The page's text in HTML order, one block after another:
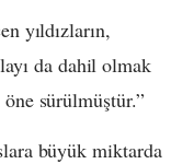
yıldızların,
da dahil olmak
sürülmüştür.”
büyük miktarda